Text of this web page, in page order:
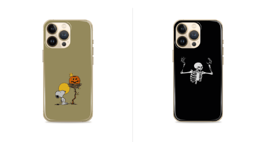
Quotes Collection